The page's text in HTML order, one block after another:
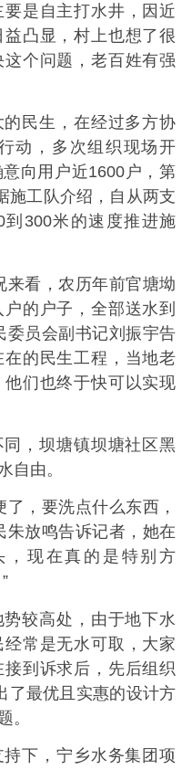
是自主打水井，因近
凸显，村上也想了很
个问题，老百姓有强
民生，在经过多方协
动，多次组织现场开
向用户近1600户，第
施工队介绍，自从两支
300米的速度推进施
来看，农历年前官塘坳
的户子，全部送水到
委员会副书记刘振宇告
的民生工程，当地老
们也终于快可以实现
，坝塘镇坝塘社区黑
自由。
，要洗点什么东西，
朱放鸣告诉记者，她在
，现在真的是特别方
较高处，由于地下水
常是无水可取，大家
到诉求后，先后组织
了最优且实惠的设计方
。
下，宁乡水务集团项